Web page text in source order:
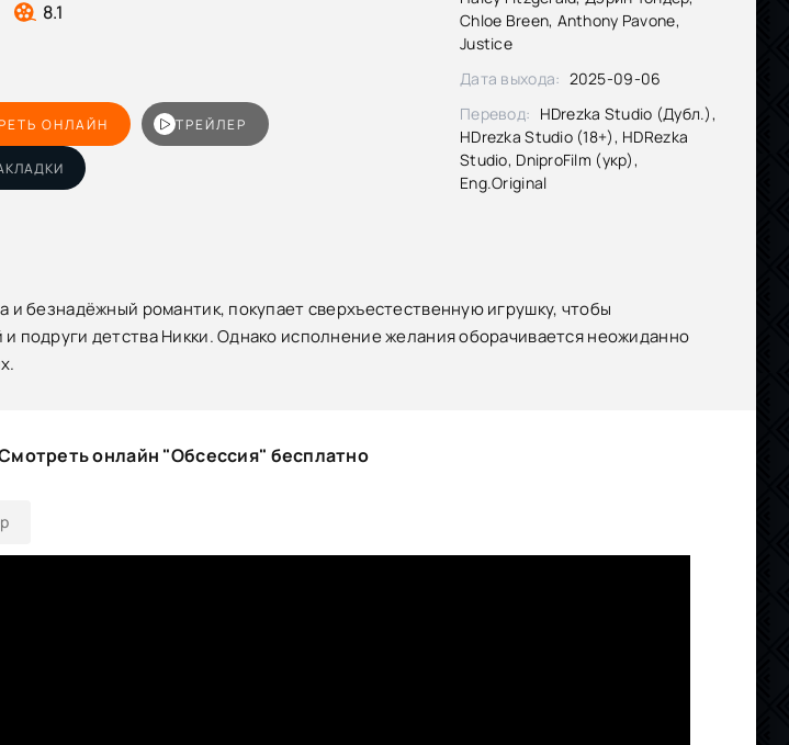
8.1
ОНЛАЙН ТРЕЙЛЕР
Chloe Breen, Anthony Pavone,
Justice
Дата выхода: 2025-09-06
Перевод: HDrezka Studio (Дубл.),
HDrezka Studio (18+), HDRezka
Studio, DniproFilm (укр),
Eng.Original
и безнадёжный романтик, покупает сверхъестественную игрушку, чтобы
подруги детства Никки. Однако исполнение желания оборачивается неожиданно
онлайн "Обсессия" бесплатно